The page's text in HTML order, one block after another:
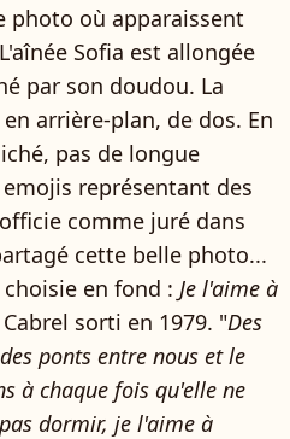
photo où apparaissent
Sofia est allongée
par son doudou. La
arrière-plan, de dos. En
pas de longue
représentant des
comme juré dans
cette belle photo...
en fond : Je l'aime à
sorti en 1979. "Des
ponts entre nous et le
à chaque fois qu'elle ne
dormir, je l'aime à